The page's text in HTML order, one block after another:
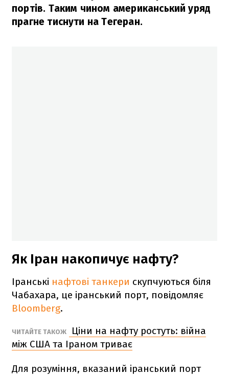
портів. Таким чином американський уряд
прагне тиснути на Тегеран.
Як Іран накопичує нафту?
Іранські нафтові танкери скупчуються біля
Чабахара, це іранський порт, повідомляє
Bloomberg.
ЧИТАЙТЕ ТАКОЖ
Ціни на нафту ростуть: війна
між США та Іраном триває
Для розуміння, вказаний іранський порт